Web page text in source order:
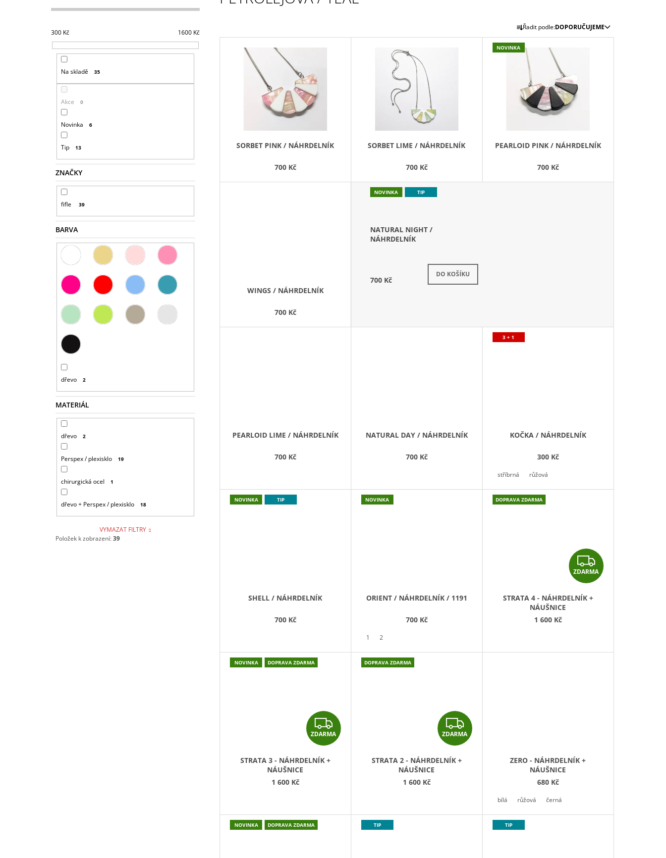
300 Kč 1600 Kč
Na skladě 35
Akce 0
Novinka 6
Tip 13
ZNAČKY
fifle 39
BARVA
dřevo 2
MATERIÁL
dřevo 2
Perspex / plexisklo 19
chirurgická ocel 1
dřevo + Perspex / plexisklo 18
VYMAZAT FILTRY
Položek k zobrazení:39
Ř
A
Z
D
U
T
Řadit podle:DOPORUČUJEME
V
T
SORBET PINK / NÁHRDELNÍK
700 Kč
SORBET LIME / NÁHRDELNÍK
700 Kč
NOVINKA
PEARLOID PINK / NÁHRDELNÍK
700 Kč
WINGS / NÁHRDELNÍK
700 Kč
NOVINKA TIP
NATURAL NIGHT /
NÁHRDELNÍK
700 Kč
DO KOŠÍKU
PEARLOID LIME / NÁHRDELNÍK
700 Kč
NATURAL DAY / NÁHRDELNÍK
700 Kč
3 + 1
KOČKA / NÁHRDELNÍK
300 Kč
stříbrná růžová
NOVINKA TIP
SHELL / NÁHRDELNÍK
700 Kč
NOVINKA
ORIENT / NÁHRDELNÍK / 1191
700 Kč
1 2
Z
D
A
ZDARMA
DOPRAVA ZDARMA
STRATA 4 - NÁHRDELNÍK +
NÁUŠNICE
1 600 Kč
Z
D
A
ZDARMA
NOVINKA DOPRAVA ZDARMA
STRATA 3 - NÁHRDELNÍK +
NÁUŠNICE
1 600 Kč
Z
D
A
ZDARMA
DOPRAVA ZDARMA
STRATA 2 - NÁHRDELNÍK +
NÁUŠNICE
1 600 Kč
ZERO - NÁHRDELNÍK +
NÁUŠNICE
680 Kč
bílá růžová černá
NOVINKA DOPRAVA ZDARMA TIP TIP